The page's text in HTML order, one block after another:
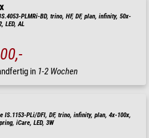
PLMRi-BD, trino, HF, DF, plan, infinity, 50x-
LED, AL
in 1-2 Wochen
IS.1153-PLi/DFI, DF, trino, infinity, plan, 4x-100x,
iCare, LED, 3W